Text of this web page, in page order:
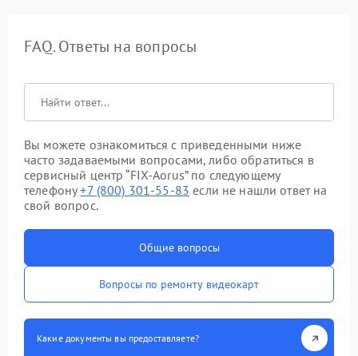
FAQ. Ответы на вопросы
Вы можете ознакомиться с приведенными ниже
часто задаваемыми вопросами, либо обратиться в
сервисный центр “FIX-Aorus” по следующему
телефону+7 (800) 301-55-83 если не нашли ответ на
свой вопрос.
Общие вопросы
Вопросы по ремонту видеокарт
Какие документы вы предоставляете?